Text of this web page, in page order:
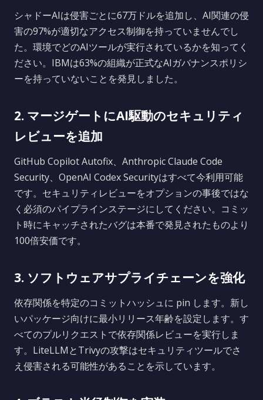
シャドーAIは侵害ごとに67万ドルを追加し、AI関連の侵
害の97%が適切なアクセス制御を持っていませんでし
た。環境でどのAIツールが実行されているかを知ってく
ださい。IBMは63%の組織が正式なAIガバナンスポリシ
ーを持っていないことを発見しました。
2. マージゲートにAI駆動のセキュリティ
レビューを追加
GitHub Copilot Autofix、Anthropic Claude Code
Security、OpenAI Codex Securityはすべて今利用可能
です。セキュリティレビューをオプションの事後ではな
く必須のパイプラインステージにしてください。コミッ
ト時にキャッチされたバグは本番で発見されたものより
100倍安価です。
3. ソフトウェアサプライチェーンを強化
依存関係を特定のコミットハッシュに pin します。新し
いパッケージ向けに最小リリース年齢を設定します。す
べてのプルリクエストで依存関係レビューを実行しま
す。LiteLLMとTrivyの攻撃はセキュリティツールでさ
え侵害される可能性があることを示しています。